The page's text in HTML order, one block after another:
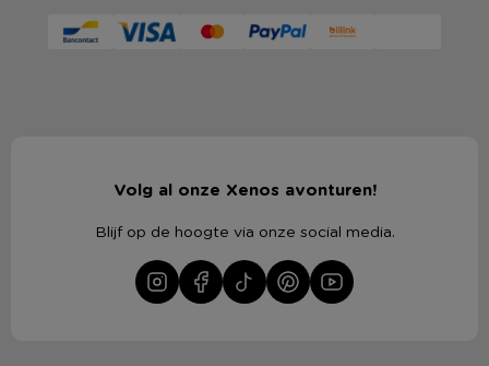
Volg al onze Xenos avonturen!
Blijf op de hoogte via onze social media.